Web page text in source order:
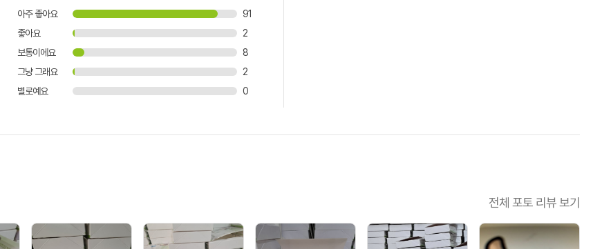
아주 좋아요
91
좋아요
2
보통이에요
8
그냥 그래요
2
별로예요
0
전체 포토 리뷰 보기